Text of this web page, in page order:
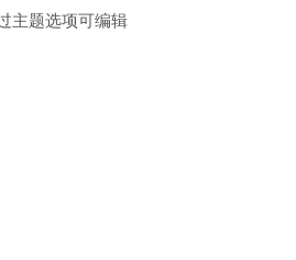
主题选项可编辑